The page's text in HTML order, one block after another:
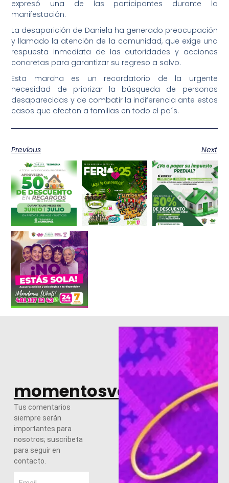
expresó una de las participantes durante la
manifestación.
La desaparición de Daniela ha generado preocupación
y llamado la atención de la comunidad, que exige una
respuesta inmediata de las autoridades y acciones
concretas para garantizar su regreso a salvo.
Esta marcha es un recordatorio de la urgente
necesidad de priorizar la búsqueda de personas
desaparecidas y de combatir la indiferencia ante estos
casos que afectan a familias en todo el país.
Previous Next
momentosvalles.com
Tus comentarios
siempre serán
importantes para
nosotros; suscribeta
para seguir en
contacto.